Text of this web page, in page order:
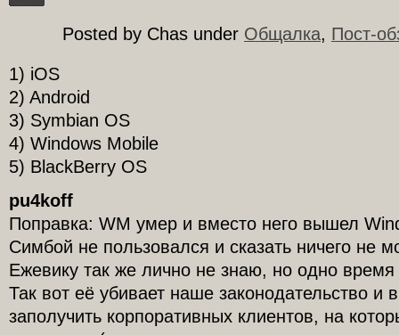
Posted by Chas under Общалка, Пост-
1) iOS
2) Android
3) Symbian OS
4) Windows Mobile
5) BlackBerry OS
pu4koff
Поправка: WM умер и вместо него вышел
Симбой не пользовался и сказать ничего не
Ежевику так же лично не знаю, но одно время
Так вот её убивает наше законодательство и
заполучить корпоративных клиентов, на